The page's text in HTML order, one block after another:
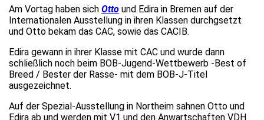
Am Vortag haben sich Otto und Edira in Bremen auf der
Internationalen Ausstellung in ihren Klassen durchgsetzt
und Otto bekam das CAC, sowie das CACIB.
Edira gewann in ihrer Klasse mit CAC und wurde dann
schließlich noch beim BOB-Jugend-Wettbewerb -Best of
Breed / Bester der Rasse- mit dem BOB-J-Titel
ausgezeichnet.
Auf der Spezial-Ausstellung in Northeim sahnen Otto und
Edira ab und werden mit V1 und den Anwartschaften VDH